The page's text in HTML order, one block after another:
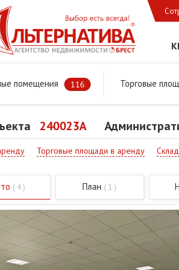
помещения 116 Торговые
Предложения Коммерческая недвижимость
240023A
Торговые площади в аренду
( 4 ) План ( 1 )